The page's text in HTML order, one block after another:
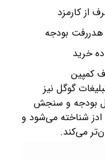
از کارمزد
بودجه
خرید
کمپین
گوگل نیز
بودجه و سنجش
شناخته می‌شود و
می‌کند.